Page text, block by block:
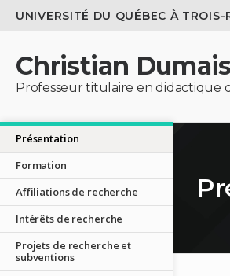
UNIVERSITÉ DU QUÉBEC À TROIS-
Christian
Professeur titulaire en didactique
Présentation
Formation
Affiliations de recherche
Intérêts de recherche
Projets de recherche et
subventions